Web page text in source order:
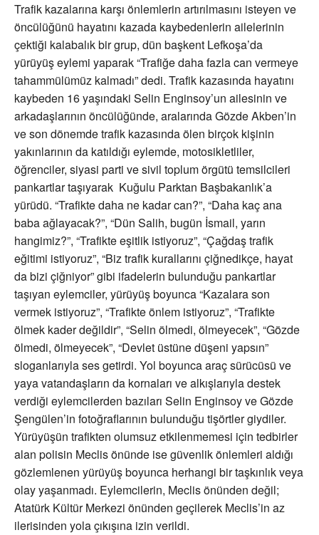
Trafik kazalarına karşı önlemlerin artırılmasını isteyen ve
öncülüğünü hayatını kazada kaybedenlerin ailelerinin
çektiği kalabalık bir grup, dün başkent Lefkoşa’da
yürüyüş eylemi yaparak “Trafiğe daha fazla can vermeye
tahammülümüz kalmadı” dedi. Trafik kazasında hayatını
kaybeden 16 yaşındaki Selin Enginsoy’un ailesinin ve
arkadaşlarının öncülüğünde, aralarında Gözde Akben’in
ve son dönemde trafik kazasında ölen birçok kişinin
yakınlarının da katıldığı eylemde, motosikletliler,
öğrenciler, siyasi parti ve sivil toplum örgütü temsilcileri
pankartlar taşıyarak Kuğulu Parktan Başbakanlık’a
yürüdü. “Trafikte daha ne kadar can?”, “Daha kaç ana
baba ağlayacak?”, “Dün Salih, bugün İsmail, yarın
hangimiz?”, “Trafikte eşitlik istiyoruz”, “Çağdaş trafik
eğitimi istiyoruz”, “Biz trafik kurallarını çiğnedikçe, hayat
da bizi çiğniyor” gibi ifadelerin bulunduğu pankartlar
taşıyan eylemciler, yürüyüş boyunca “Kazalara son
vermek istiyoruz”, “Trafikte önlem istiyoruz”, “Trafikte
ölmek kader değildir”, “Selin ölmedi, ölmeyecek”, “Gözde
ölmedi, ölmeyecek”, “Devlet üstüne düşeni yapsın”
sloganlarıyla ses getirdi. Yol boyunca araç sürücüsü ve
yaya vatandaşların da kornaları ve alkışlarıyla destek
verdiği eylemcilerden bazıları Selin Enginsoy ve Gözde
Şengülen’in fotoğraflarının bulunduğu tişörtler giydiler.
Yürüyüşün trafikten olumsuz etkilenmemesi için tedbirler
alan polisin Meclis önünde ise güvenlik önlemleri aldığı
gözlemlenen yürüyüş boyunca herhangi bir taşkınlık veya
olay yaşanmadı. Eylemcilerin, Meclis önünden değil;
Atatürk Kültür Merkezi önünden geçilerek Meclis’in az
ilerisinden yola çıkışına izin verildi.